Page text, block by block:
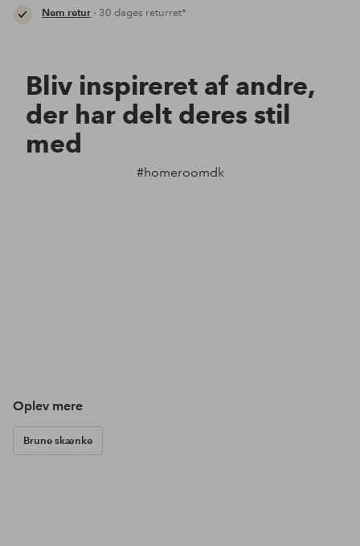
Nem retur- 30 dages returret*
Bliv inspireret af andre,
der har delt deres stil
med
#homeroomdk
Oplev mere
Brune skænke